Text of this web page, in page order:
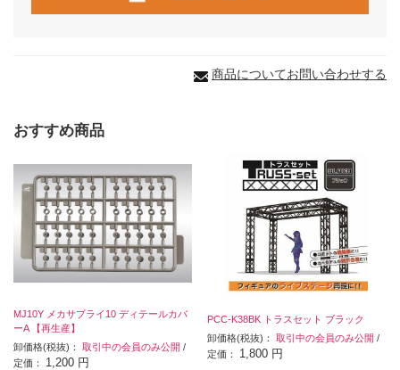
商品についてお問い合わせする
おすすめ商品
MJ10Y メカサプライ10 ディテールカバ
ーA 【再生産】
卸価格(税抜)： 取引中の会員のみ公開 /
定価： 1,200 円
PCC-K38BK トラスセット ブラック
卸価格(税抜)：取引中の会員のみ公開 /
定価： 1,800 円